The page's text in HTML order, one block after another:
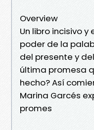
Overview
Un libro incisivo
poder de la
del presente y
última promesa
hecho? Así
Marina Garcés
promes